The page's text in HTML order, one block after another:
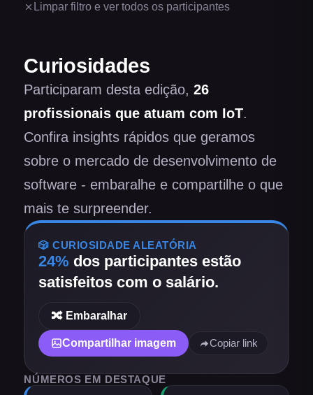
Limpar filtro e ver todos os participantes
Curiosidades
Participaram desta edição, 26
profissionais que atuam com IoT.
Confira insights rápidos que geramos
sobre o mercado de desenvolvimento de
software - embaralhe e compartilhe o que
mais te surpreender.
🎲 CURIOSIDADE ALEATÓRIA
24% dos participantesestão
satisfeitos com o salário.
🔀 Embaralhar
Compartilhar imagem Copiar link
NÚMEROS EM DESTAQUE